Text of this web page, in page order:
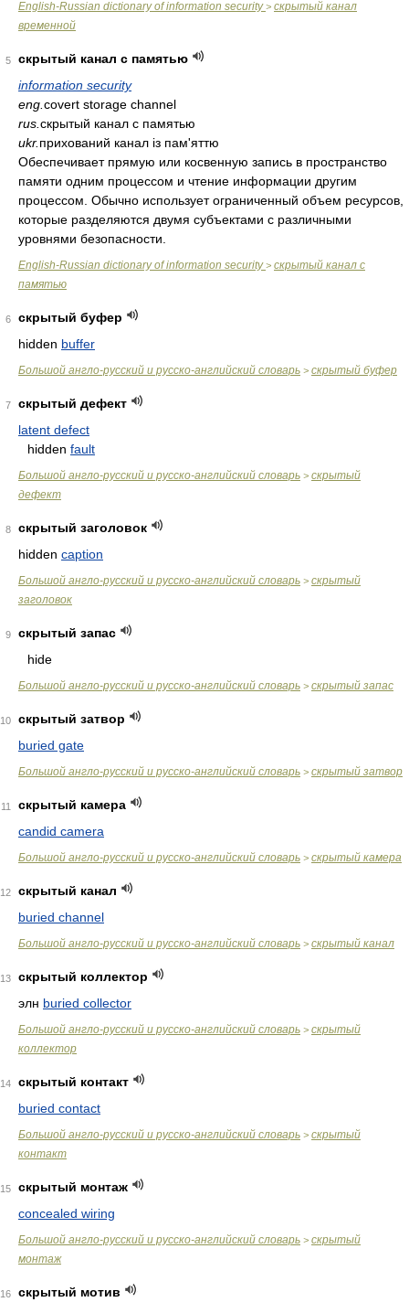
English-Russian dictionary of information security> скрытый канал
временной
5
скрытый канал с памятью
information security
eng. covert storage channel
rus. скрытый канал с памятью
ukr. прихований канал із пам'яттю
Обеспечивает прямую или косвенную запись в пространство
памяти одним процессом и чтение информации другим
процессом. Обычно использует ограниченный объем ресурсов,
которые разделяются двумя субъектами с различными
уровнями безопасности.
English-Russian dictionary of information security> скрытый канал с
памятью
6
скрытый буфер
hidden buffer
Большой англо-русский и русско-английский словарь > скрытый буфер
7
скрытый дефект
latent defect
hidden fault
Большой англо-русский и русско-английский словарь > скрытый
дефект
8
скрытый заголовок
hidden caption
Большой англо-русский и русско-английский словарь > скрытый
заголовок
9
скрытый запас
hide
Большой англо-русский и русско-английский словарь > скрытый запас
10
скрытый затвор
buried gate
Большой англо-русский и русско-английский словарь > скрытый затвор
11
скрытый камера
candid camera
Большой англо-русский и русско-английский словарь > скрытый камера
12
скрытый канал
buried channel
Большой англо-русский и русско-английский словарь > скрытый канал
13
скрытый коллектор
элн buried collector
Большой англо-русский и русско-английский словарь > скрытый
коллектор
14
скрытый контакт
buried contact
Большой англо-русский и русско-английский словарь > скрытый
контакт
15
скрытый монтаж
concealed wiring
Большой англо-русский и русско-английский словарь > скрытый
монтаж
16 скрытый мотив